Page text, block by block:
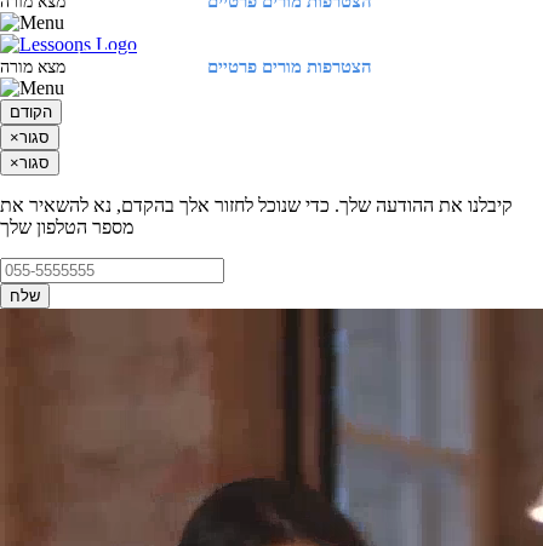
הצטרפות מורים פרטיים מצא מורה
הקודם
×סגור
×סגור
קיבלנו את ההודעה שלך. כדי שנוכל לחזור אלך בהקדם, נא להשאיר את
מספר הטלפון שלך
שלח